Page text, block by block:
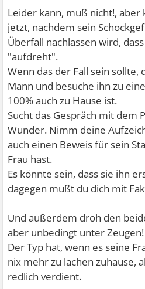
mich.
Ich hoffe nur er hats kapiert und
Menschen nie wie sehen!
Leider kann, muß nicht!, aber
jetzt, nachdem sein
Überfall nachlassen wird,
"aufdreht".
Wenn das der Fall sein sollte,
Mann und besuche ihn zu
100% auch zu Hause ist.
Sucht das Gespräch mit dem
Wunder. Nimm deine
auch einen Beweis für sein
Frau hast.
Es könnte sein, dass sie ihn
dagegen mußt du dich mit
Und außerdem droh den
aber unbedingt unter Zeugen!
Der Typ hat, wenn es seine
nix mehr zu lachen zuhause,
redlich verdient.